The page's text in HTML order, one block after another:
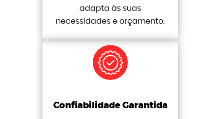
adapta às suas
necessidades e orçamento.
Confiabilidade Garantida